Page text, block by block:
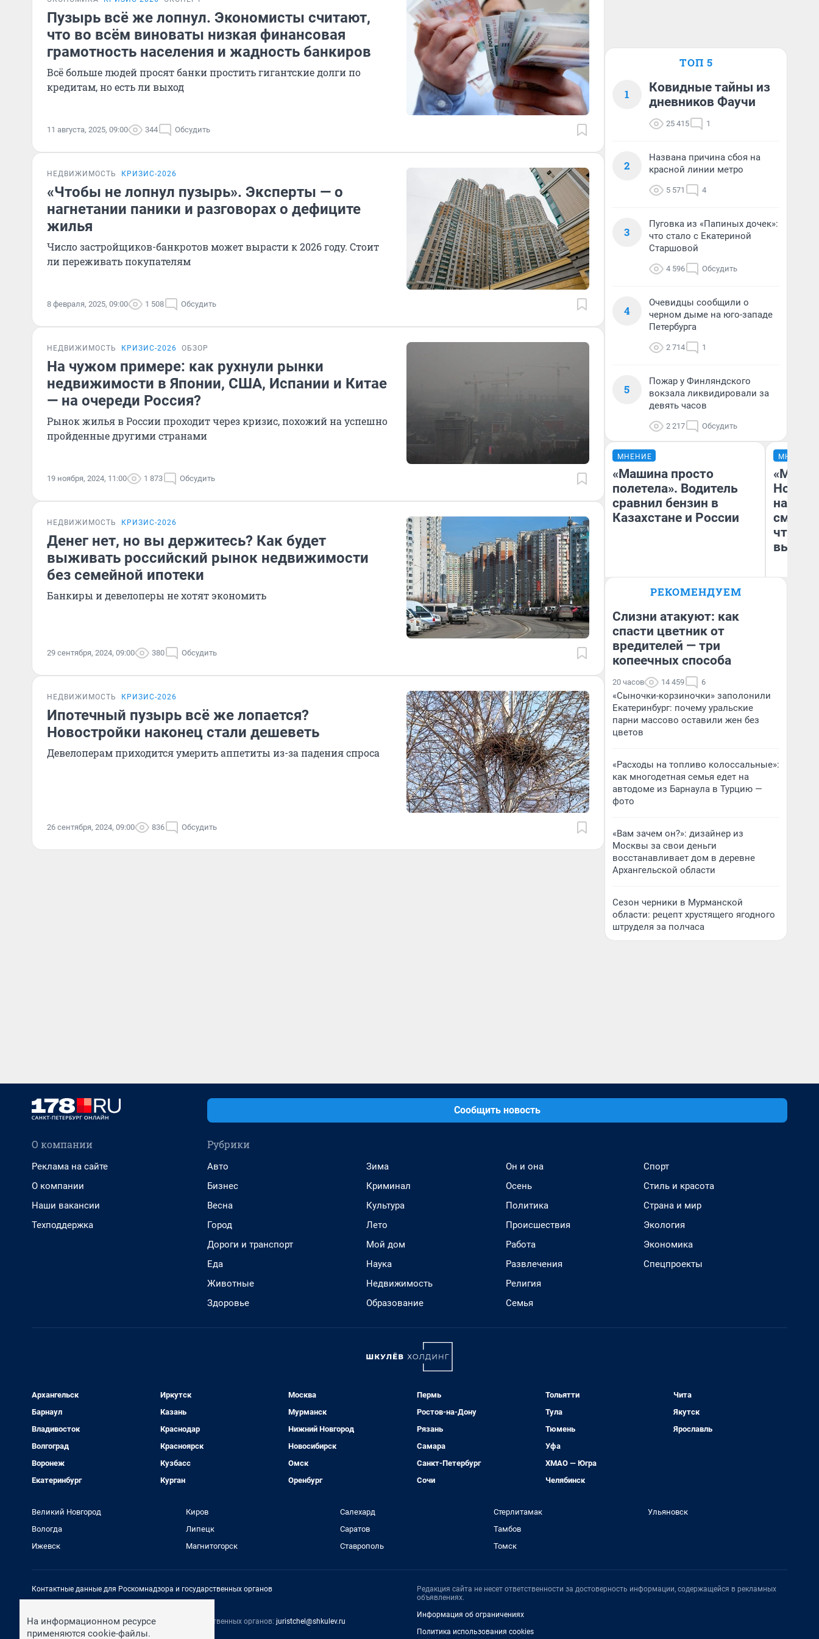
Пузырь всё же лопнул. Экономисты считают,
что во всём виноваты низкая финансовая
грамотность населения и жадность банкиров
Всё больше людей просят банки простить гигантские долги по
кредитам, но есть ли выход
11 августа, 2025, 09:00 344 Обсудить
НЕДВИЖИМОСТЬ КРИЗИС-2026
«Чтобы не лопнул пузырь». Эксперты — о
нагнетании паники и разговорах о дефиците
жилья
Число застройщиков-банкротов может вырасти к 2026 году. Стоит
ли переживать покупателям
8 февраля, 2025, 09:00 1 508 Обсудить
НЕДВИЖИМОСТЬ КРИЗИС-2026 ОБЗОР
На чужом примере: как рухнули рынки
недвижимости в Японии, США, Испании и Китае
— на очереди Россия?
Рынок жилья в России проходит через кризис, похожий на успешно
пройденные другими странами
19 ноября, 2024, 11:00 1 873 Обсудить
НЕДВИЖИМОСТЬ КРИЗИС-2026
Денег нет, но вы держитесь? Как будет
выживать российский рынок недвижимости
без семейной ипотеки
Банкиры и девелоперы не хотят экономить
29 сентября, 2024, 09:00 380 Обсудить
НЕДВИЖИМОСТЬ КРИЗИС-2026
Ипотечный пузырь всё же лопается?
Новостройки наконец стали дешеветь
Девелоперам приходится умерить аппетиты из-за падения спроса
26 сентября, 2024, 09:00 836 Обсудить
ТОП 5
1
Ковидные тайны из
дневников Фаучи
25 415 1
2
Названа причина сбоя на
красной линии метро
5 571 4
3
Пуговка из «Папиных дочек»:
что стало с Екатериной
Старшовой
4 596 Обсудить
4
Очевидцы сообщили о
черном дыме на юго-западе
Петербурга
2 714 1
5
Пожар у Финляндского
вокзала ликвидировали за
девять часов
2 217 Обсудить
МНЕНИЕ
«Машина просто
полетела». Водитель
сравнил бензин в
Казахстане и России
Анатолий Кузнецов
МНЕНИЕ
«Мы
чтобы
РЕКОМЕНДУЕМ
Слизни атакуют: как
спасти цветник от
вредителей — три
копеечных способа
20 часов 14 459 6
«Сыночки-корзиночки» заполонили
Екатеринбург: почему уральские
парни массово оставили жен без
цветов
«Расходы на топливо колоссальные»:
как многодетная семья едет на
автодоме из Барнаула в Турцию —
фото
«Вам зачем он?»: дизайнер из
Москвы за свои деньги
восстанавливает дом в деревне
Архангельской области
Сезон черники в Мурманской
области: рецепт хрустящего ягодного
штруделя за полчаса
Сообщить новость
О компании
Реклама на сайте
О компании
Наши вакансии
Техподдержка
Рубрики
Авто
Бизнес
Весна
Город
Дороги и транспорт
Еда
Животные
Здоровье
Зима
Криминал
Культура
Лето
Мой дом
Наука
Недвижимость
Образование
Он и она
Осень
Политика
Происшествия
Работа
Развлечения
Религия
Семья
Спорт
Стиль и красота
Страна и мир
Экология
Экономика
Спецпроекты
Архангельск
Барнаул
Владивосток
Волгоград
Воронеж
Екатеринбург
Иркутск
Казань
Краснодар
Красноярск
Кузбасс
Курган
Москва
Мурманск
Нижний Новгород
Новосибирск
Омск
Оренбург
Пермь
Ростов-на-Дону
Рязань
Самара
Санкт-Петербург
Сочи
Тольятти
Тула
Тюмень
Уфа
ХМАО — Югра
Челябинск
Чита
Якутск
Ярославль
Великий Новгород
Вологда
Ижевск
Киров
Липецк
Магнитогорск
Салехард
Саратов
Ставрополь
Стерлитамак
Тамбов
Томск
Ульяновск
Контактные данные для Роскомнадзора и государственных органов
Контактные данные для Роскомнадзора и государственных органов: juristchel@shkulev.ru
Техподдержка: help@shkulev.ru
Редакция сайта не несет ответственности за достоверность информации, содержащейся в рекламных
объявлениях.
Информация об ограничениях
Политика использования cookies
На информационном ресурсе
применяются cookie-файлы.